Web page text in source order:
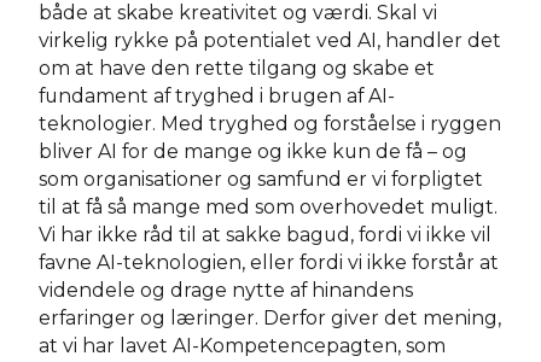
både at skabe kreativitet og værdi. Skal vi
virkelig rykke på potentialet ved AI, handler det
om at have den rette tilgang og skabe et
fundament af tryghed i brugen af AI-
teknologier. Med tryghed og forståelse i ryggen
bliver AI for de mange og ikke kun de få – og
som organisationer og samfund er vi forpligtet
til at få så mange med som overhovedet muligt.
Vi har ikke råd til at sakke bagud, fordi vi ikke vil
favne AI-teknologien, eller fordi vi ikke forstår at
videndele og drage nytte af hinandens
erfaringer og læringer. Derfor giver det mening,
at vi har lavet AI-Kompetencepagten, som